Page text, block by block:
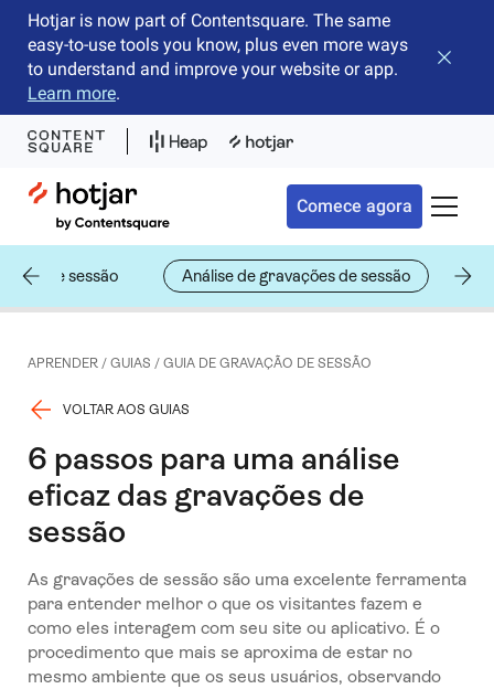
Hotjar is now part of Contentsquare. The same
easy-to-use tools you know, plus even more ways
to understand and improve your website or app.
Learn more.
Fechar
Hotjar Logo
Comece agora
de sessão Análise de gravações de sessão
APRENDER/ GUIAS / GUIA DE GRAVAÇÃO DE SESSÃO
VOLTAR AOS GUIAS
6 passos para uma análise
eficaz das gravações de
sessão
As gravações de sessão são uma excelente ferramenta
para entender melhor o que os visitantes fazem e
como eles interagem com seu site ou aplicativo. É o
procedimento que mais se aproxima de estar no
mesmo ambiente que os seus usuários, observando